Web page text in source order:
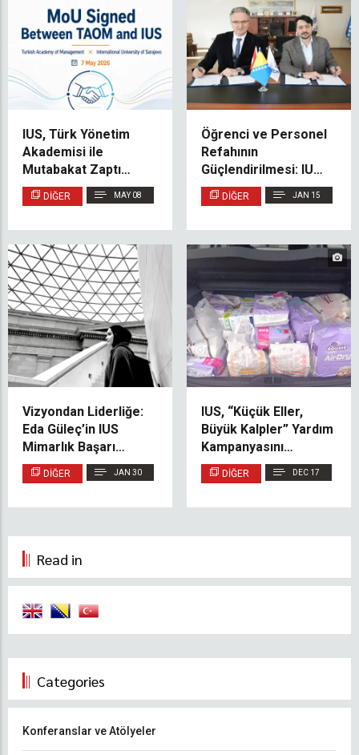
IUS, Türk Yönetim
Akademisi ile
Mutabakat Zaptı
İmzaladı
DIĞER MAY 08
Öğrenci ve Personel
Refahının
Güçlendirilmesi: IUS,
Medicana Bosnia
International ile İş
DIĞER JAN 15
Vizyondan Liderliğe:
Eda Güleç’in IUS
Mimarlık Başarı
Hikâyesi
DIĞER JAN 30
IUS, “Küçük Eller,
Büyük Kalpler” Yardım
Kampanyasını
Başarıyla Tamamladı
DIĞER DEC 17
Read in
Categories
Konferanslar ve Atölyeler